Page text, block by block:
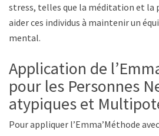
stress, telles que la méditation et la
aider ces individus à maintenir un
mental.
Application de
pour les Personnes
atypiques et
Pour appliquer l’Emma’Méthode